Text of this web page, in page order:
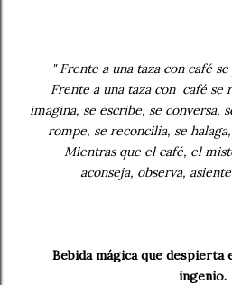
" Frente a una taza con café
Frente a una taza con café se
imagina, se escribe, se conversa,
rompe, se reconcilia, se
Mientras que el café, el
aconseja, observa,
Bebida mágica que despierta
ingenio.